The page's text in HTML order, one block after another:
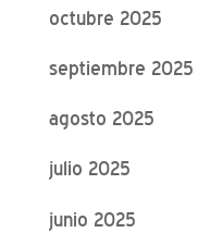
octubre 2025
septiembre 2025
agosto 2025
julio 2025
junio 2025